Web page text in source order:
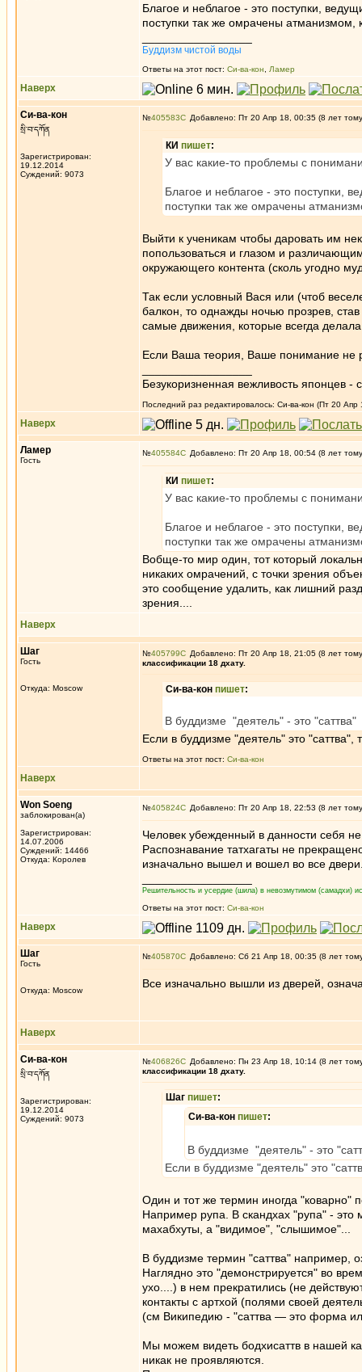
Благое и неблагое - это поступки,
поступки так же омрачены атманизмом,
Буддизм чистой воды
Ответы на этот пост: Си-ва-кон Ламер
Наверх
Си-ва-кон
སྲི་བ་དཀོན
Зарегистрирован:
19.12.2014
Суждений: 9073
№405583 Добавлено: Пт 20 Апр 18, 00:35 (8 лет
КИ пишет:
У вас какие-то проблемы с
Благое и неблагое - это поступки,
поступки так же омрачены
Выйти к ученикам чтобы даровать им
попользоваться и глазом и
окружающего контента (сколь угодно
Так если условный Вася или (чтоб
балкон, то однажды ночью прозрев,
самые движения, которые всегда
Если Ваша теория, Ваше понимание не
Безукоризненная вежливость японцев -
Последний раз редактировалось: Си-ва-кон (Пт 20 Апр
Наверх
Ламер
Гость
№405584 Добавлено: Пт 20 Апр 18, 00:54 (8 лет
КИ пишет:
У вас какие-то проблемы с
Благое и неблагое - это поступки,
поступки так же омрачены
Вобще-то мир один, тот который
никаких омрачений, с точки зрения
это сообщение удалить, как лишний
зрения....
Наверх
Шаг
Гость
Откуда: Moscow
№405799
Добавлено: Пт 20 Апр 18, 21:05 (8 лет
классификации 18 дхату.
Си-ва-кон пишет:
В буддизме "деятель" - это "саттва"
Если в буддизме "деятель" это
Ответы на этот пост: Си-ва-кон
Наверх
Won Soeng
заблокирован(а)
Зарегистрирован:
14.07.2006
Суждений: 14466
Откуда: Королев
№405824 Добавлено: Пт 20 Апр 18, 22:53 (8 лет
Человек убежденный в данности себя
Распознавание татхагаты не
изначально вышел и вошел во все
Решительность и усердие (шила) в невозмутимом (самадхи)
Ответы на этот пост: Си-ва-кон
Наверх
Шаг
Гость
Откуда: Moscow
№405870 Добавлено: Сб 21 Апр 18, 00:35 (8 лет
Все изначально вышли из дверей,
Наверх
Си-ва-кон
སྲི་བ་དཀོན
Зарегистрирован:
19.12.2014
Суждений: 9073
№406826
Добавлено: Пн 23 Апр 18, 10:14 (8 лет
классификации 18 дхату.
Шаг пишет:
Си-ва-кон пишет:
В буддизме "деятель" - это
Если в буддизме "деятель" это
Один и тот же термин иногда "коварно"
Например рупа. В скандхах "рупа" - это
махабхуты, а "видимое", "слышимое"...
В буддизме термин "саттва" например,
Наглядно это "демонстрируется" во
ухо....) в нем прекратились (не
контакты с артхой (полями своей
(см Википедию - "саттва — это форма
Мы можем видеть бодхисаттв в нашей
никак не проявляются.